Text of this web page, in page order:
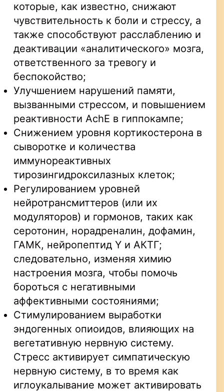
которые, как известно, снижают
чувствительность к боли и стрессу, а
также способствуют расслаблению и
деактивации «аналитического» мозга,
ответственного за тревогу и
беспокойство;
Улучшением нарушений памяти,
вызванными стрессом, и повышением
реактивности AchE в гиппокампе;
Снижением уровня кортикостерона в
сыворотке и количества
иммунореактивных
тирозингидроксилазных клеток;
Регулированием уровней
нейротрансмиттеров (или их
модуляторов) и гормонов, таких как
серотонин, норадреналин, дофамин,
ГАМК, нейропептид Y и АКТГ;
следовательно, изменяя химию
настроения мозга, чтобы помочь
бороться с негативными
аффективными состояниями;
Стимулированием выработки
эндогенных опиоидов, влияющих на
вегетативную нервную систему.
Стресс активирует симпатическую
нервную систему, в то время как
иглоукалывание может активировать